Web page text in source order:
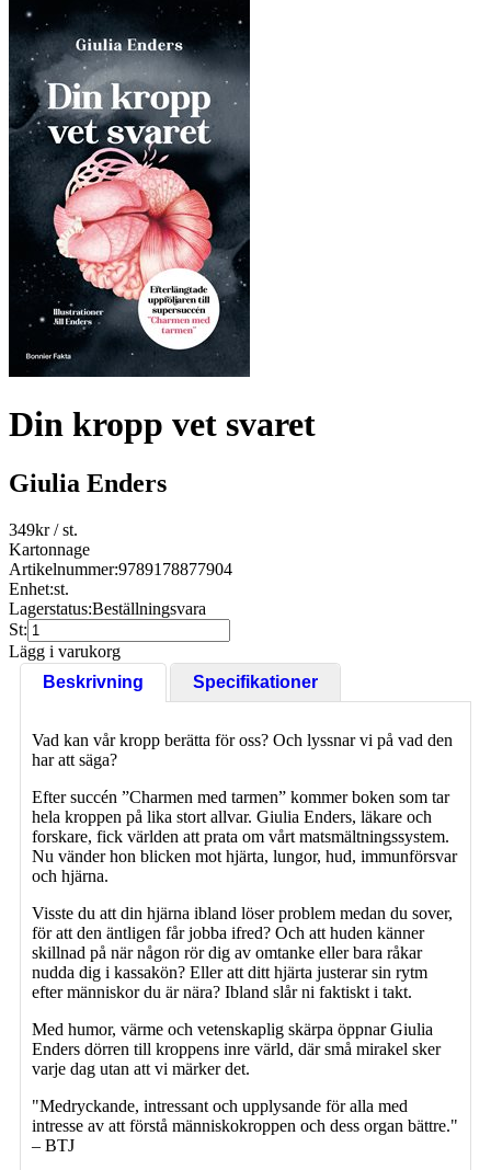
Din kropp vet svaret
Giulia Enders
349kr/ st.
Kartonnage
Artikelnummer:9789178877904
Enhet:st.
Lagerstatus:Beställningsvara
St:
Lägg i varukorg
Beskrivning
Specifikationer
Vad kan vår kropp berätta för oss? Och lyssnar vi på vad den
har att säga?
Efter succén ”Charmen med tarmen” kommer boken som tar
hela kroppen på lika stort allvar. Giulia Enders, läkare och
forskare, fick världen att prata om vårt matsmältningssystem.
Nu vänder hon blicken mot hjärta, lungor, hud, immunförsvar
och hjärna.
Visste du att din hjärna ibland löser problem medan du sover,
för att den äntligen får jobba ifred? Och att huden känner
skillnad på när någon rör dig av omtanke eller bara råkar
nudda dig i kassakön? Eller att ditt hjärta justerar sin rytm
efter människor du är nära? Ibland slår ni faktiskt i takt.
Med humor, värme och vetenskaplig skärpa öppnar Giulia
Enders dörren till kroppens inre värld, där små mirakel sker
varje dag utan att vi märker det.
"Medryckande, intressant och upplysande för alla med
intresse av att förstå människokroppen och dess organ bättre."
– BTJ